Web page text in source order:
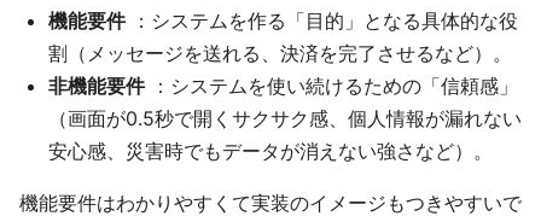
機能要件：システムを作る「目的」となる具体的な役
割（メッセージを送れる、決済を完了させるなど）。
非機能要件：システムを使い続けるための「信頼感」
（画面が0.5秒で開くサクサク感、個人情報が漏れない
安心感、災害時でもデータが消えない強さなど）。
機能要件はわかりやすくて実装のイメージもつきやすいで